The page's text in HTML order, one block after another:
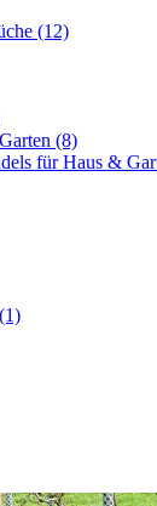
(12)
(8)
für Haus &